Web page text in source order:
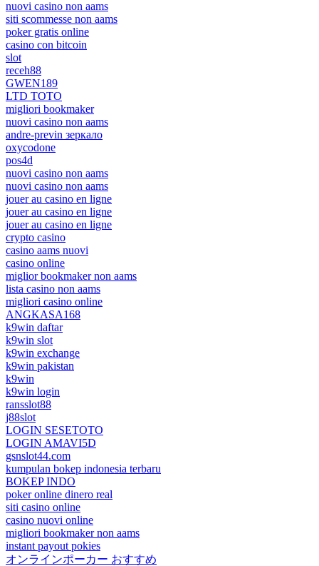
nuovi casino non aams
siti scommesse non aams
poker gratis online
casino con bitcoin
slot
receh88
GWEN189
LTD TOTO
migliori bookmaker
nuovi casino non aams
andre-previn зеркало
oxycodone
pos4d
nuovi casino non aams
nuovi casino non aams
jouer au casino en ligne
jouer au casino en ligne
jouer au casino en ligne
crypto casino
casino aams nuovi
casino online
miglior bookmaker non aams
lista casino non aams
migliori casino online
ANGKASA168
k9win daftar
k9win slot
k9win exchange
k9win pakistan
k9win
k9win login
ransslot88
j88slot
LOGIN SESETOTO
LOGIN AMAVI5D
gsnslot44.com
kumpulan bokep indonesia terbaru
BOKEP INDO
poker online dinero real
siti casino online
casino nuovi online
migliori bookmaker non aams
instant payout pokies
オンラインポーカー おすすめ